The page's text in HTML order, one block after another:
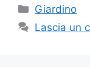
Categorie
Giardino
Lascia un